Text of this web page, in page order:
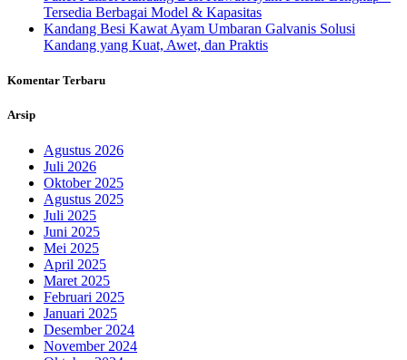
Tersedia Berbagai Model & Kapasitas
Kandang Besi Kawat Ayam Umbaran Galvanis Solusi
Kandang yang Kuat, Awet, dan Praktis
Komentar Terbaru
Arsip
Agustus 2026
Juli 2026
Oktober 2025
Agustus 2025
Juli 2025
Juni 2025
Mei 2025
April 2025
Maret 2025
Februari 2025
Januari 2025
Desember 2024
November 2024